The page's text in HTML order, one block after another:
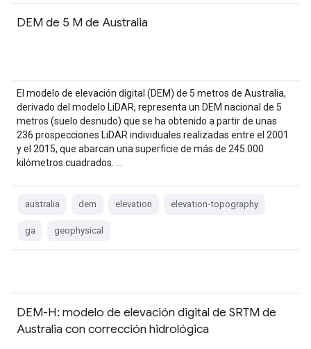
DEM de 5 M de Australia
El modelo de elevación digital (DEM) de 5 metros de Australia,
derivado del modelo LiDAR, representa un DEM nacional de 5
metros (suelo desnudo) que se ha obtenido a partir de unas
236 prospecciones LiDAR individuales realizadas entre el 2001
y el 2015, que abarcan una superficie de más de 245.000
kilómetros cuadrados. …
australia dem elevation elevation-topography
ga geophysical
DEM-H: modelo de elevación digital de SRTM de
Australia con corrección hidrológica